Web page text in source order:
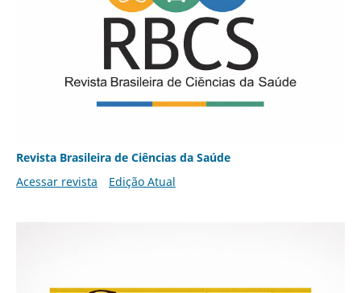
Revista Brasileira de Ciências da Saúde
Acessar revista
Edição Atual